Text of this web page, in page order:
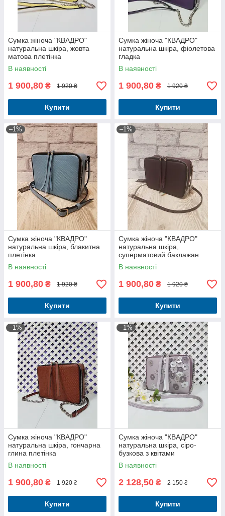
Сумка жіноча "КВАДРО"
натуральна шкіра, жовта
матова плетінка
В наявності
1 900,80 ₴ 1 920 ₴
Купити
Сумка жіноча "КВАДРО"
натуральна шкіра, фіолетова
гладка
В наявності
1 900,80 ₴ 1 920 ₴
Купити
–1%
Сумка жіноча "КВАДРО"
натуральна шкіра, блакитна
плетінка
В наявності
1 900,80 ₴ 1 920 ₴
Купити
–1%
Сумка жіноча "КВАДРО"
натуральна шкіра,
суперматовий баклажан
гладкий
В наявності
1 900,80 ₴ 1 920 ₴
Купити
–1%
Сумка жіноча "КВАДРО"
натуральна шкіра, гончарна
глина плетінка
В наявності
1 900,80 ₴ 1 920 ₴
Купити
–1%
Сумка жіноча "КВАДРО"
натуральна шкіра, сіро-
бузкова з квітами
В наявності
2 128,50 ₴ 2 150 ₴
Купити